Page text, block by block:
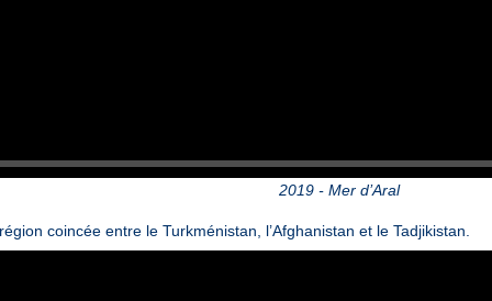
2019 - Mer d’Aral
coincée entre le Turkménistan, l’Afghanistan et le Tadjikistan.